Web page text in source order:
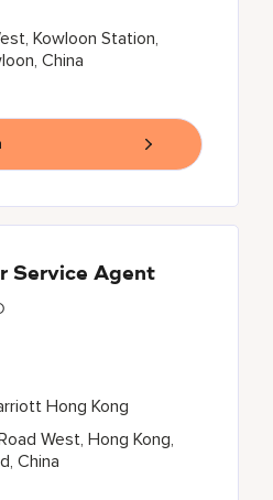
Kowloon Station,
China
Service Agent
West, Hong Kong,
China
Hong Kong